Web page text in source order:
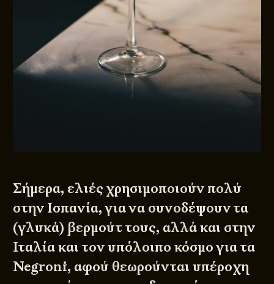
Σήμερα, ελιές χρησιμοποιούν πολύ
στην Ισπανία, για να συνοδέψουν τα
(γλυκά) βερμούτ τους, αλλά και στην
Ιταλία και τον υπόλοιπο κόσμο για τα
Negroni, αφού θεωρούνται υπέροχη